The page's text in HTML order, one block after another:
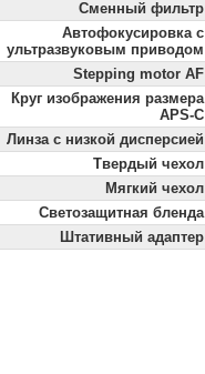
Сменный фильтр
Автофокусировка с
ультразвуковым приводом
Stepping motor AF
Круг изображения размера
APS-C
Линза с низкой дисперсией
Твердый чехол
Мягкий чехол
Светозащитная бленда
Штативный адаптер